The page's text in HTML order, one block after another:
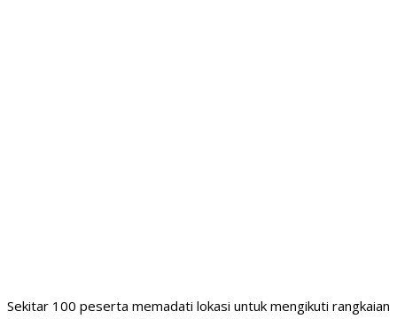
Sekitar 100 peserta memadati lokasi untuk mengikuti rangkaian